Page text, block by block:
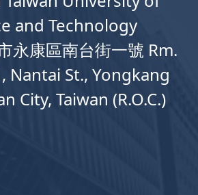
and Technology
永康區南台街一號 Rm.
Nantai St., Yongkang
City, Taiwan (R.O.C.)